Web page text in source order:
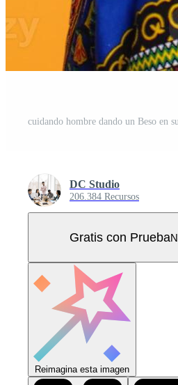
DC Studio
206.384 Recursos
Gratis con Prueba
Reimagina esta imagen